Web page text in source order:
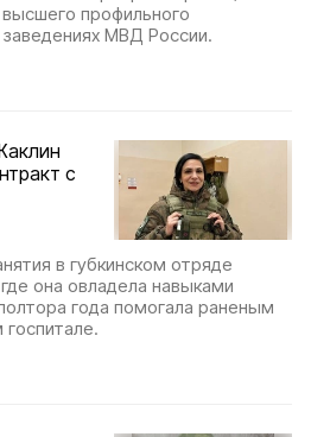
профильного
МВД России.
с
в губкинском отряде
она овладела навыками
года помогала раненым